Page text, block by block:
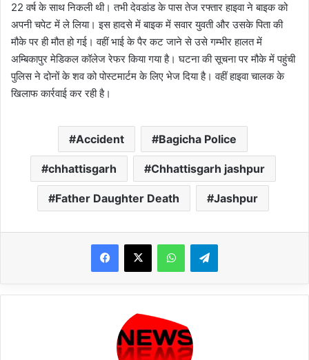
22 वर्ष के साथ निकली थी। तभी देवडांड के पास तेज रफ्तार हाइवा ने बाइक को
अपनी चपेट में ले लिया। इस हादसे में बाइक में सवार युवती और उसके पिता की
मौके पर ही मौत हो गई। वहीं भाई के पैर कट जाने से उसे गम्भीर हालत में
अम्बिकापुर मेडिकल कॉलेज रेफर किया गया है। घटना की सूचना पर मौके में पहुंची
पुलिस ने दोनों के शव को पोस्टमार्टम के लिए भेज दिया है। वहीं हाइवा चालक के
खिलाफ कार्रवाई कर रही है।
Accident Bagicha Police
chhattisgarh Chhattisgarh jashpur
Father Daughter Death Jashpur
WhatsAppTelegram